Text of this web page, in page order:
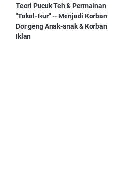
Teori Pucuk Teh & Permainan
"Takal-Ikur" -- Menjadi Korban
Dongeng Anak-anak & Korban
Iklan